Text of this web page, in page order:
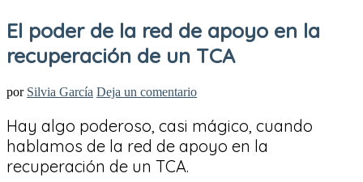
El poder de la red de apoyo en la
recuperación de un TCA
por Silvia García Deja un comentario
Hay algo poderoso, casi mágico, cuando
hablamos de la red de apoyo en la
recuperación de un TCA.